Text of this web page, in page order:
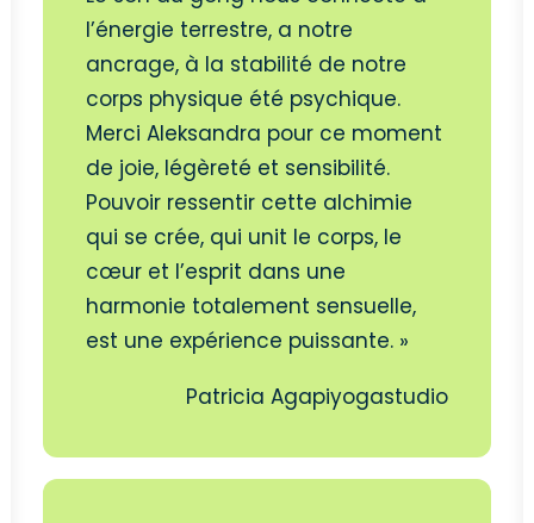
l’énergie terrestre, a notre
ancrage, à la stabilité de notre
corps physique été psychique.
Merci Aleksandra pour ce moment
de joie, légèreté et sensibilité.
Pouvoir ressentir cette alchimie
qui se crée, qui unit le corps, le
cœur et l’esprit dans une
harmonie totalement sensuelle,
est une expérience puissante. »
Patricia Agapiyogastudio